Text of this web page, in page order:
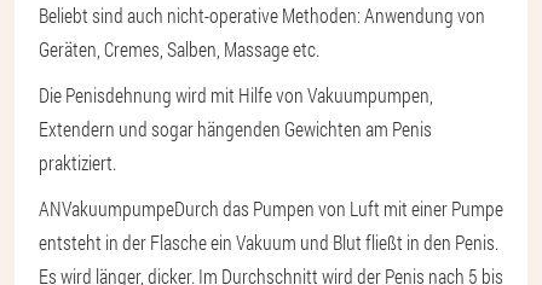
Beliebt sind auch nicht-operative Methoden: Anwendung von
Geräten, Cremes, Salben, Massage etc.
Die Penisdehnung wird mit Hilfe von Vakuumpumpen,
Extendern und sogar hängenden Gewichten am Penis
praktiziert.
ANVakuumpumpeDurch das Pumpen von Luft mit einer Pumpe
entsteht in der Flasche ein Vakuum und Blut fließt in den Penis.
Es wird länger, dicker. Im Durchschnitt wird der Penis nach 5 bis